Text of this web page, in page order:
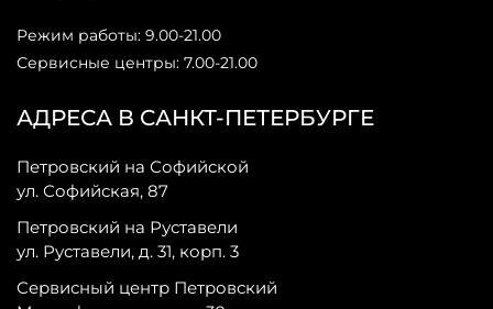
АДРЕСА В САНКТ-ПЕТЕРБУРГЕ
Петровский на Софийской
ул. Софийская, 87
Петровский на Руставели
ул. Руставели, д. 31, корп. 3
Сервисный центр Петровский
Режим работы: 9.00-21.00
Сервисные центры: 7.00-21.00